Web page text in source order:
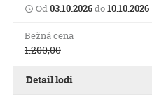
Od03.10.2026do10.10.2026
Bežná cena
1.200,00
Detail lodi